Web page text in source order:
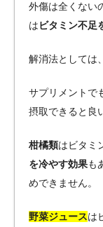
外傷は全くない
はビタミン不足
解消法としては、
サプリメントで
摂取できると良
柑橘類はビタミ
を冷やす効果も
めできません。
野菜ジュースは